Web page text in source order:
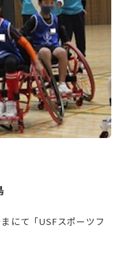
にて「USFスポーツフ